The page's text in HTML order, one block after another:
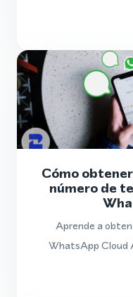
Cómo
número de
Aprende a
WhatsApp Cloud